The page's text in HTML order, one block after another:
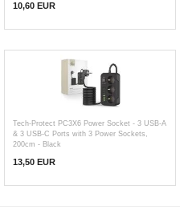
10,60 EUR
Tech-Protect PC3X6 Power Socket - 3 USB-A
& 3 USB-C Ports with 3 Power Sockets,
200cm - Black
13,50 EUR